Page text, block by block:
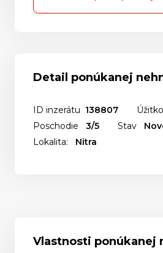
Detail ponúkanej
ID inzerátu 138807
Poschodie 3/5 Stav
Lokalita: Nitra
Vlastnosti ponúkanej